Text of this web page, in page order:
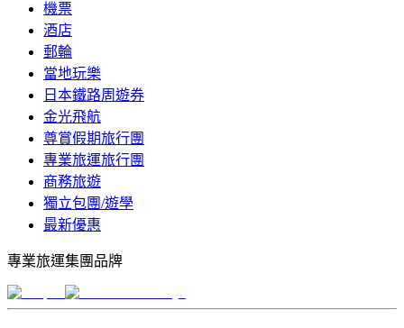
機票
酒店
郵輪
當地玩樂
日本鐵路周遊券
金光飛航
尊賞假期旅行團
專業旅運旅行團
商務旅遊
獨立包團/遊學
最新優惠
專業旅運集團品牌